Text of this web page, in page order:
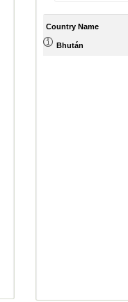
actuales)
Country Name
Bhután